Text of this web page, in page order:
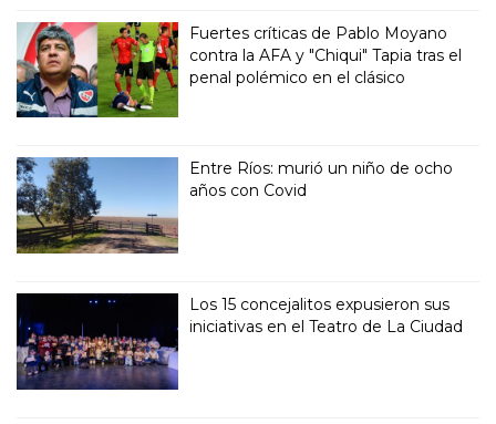
Fuertes críticas de Pablo Moyano
contra la AFA y "Chiqui" Tapia tras el
penal polémico en el clásico
Entre Ríos: murió un niño de ocho
años con Covid
Los 15 concejalitos expusieron sus
iniciativas en el Teatro de La Ciudad